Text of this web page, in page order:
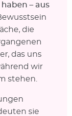
– aus
die
das uns
wir
stehen.
sie